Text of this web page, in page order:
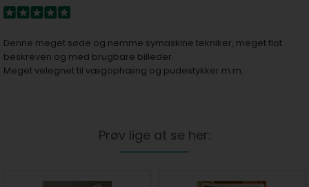
Denne meget søde og nemme symaskine tekniker, meget flot
beskreven og med brugbare billeder.
Meget velegnet til vægophæng og pudestykker m.m.
Prøv lige at se her: